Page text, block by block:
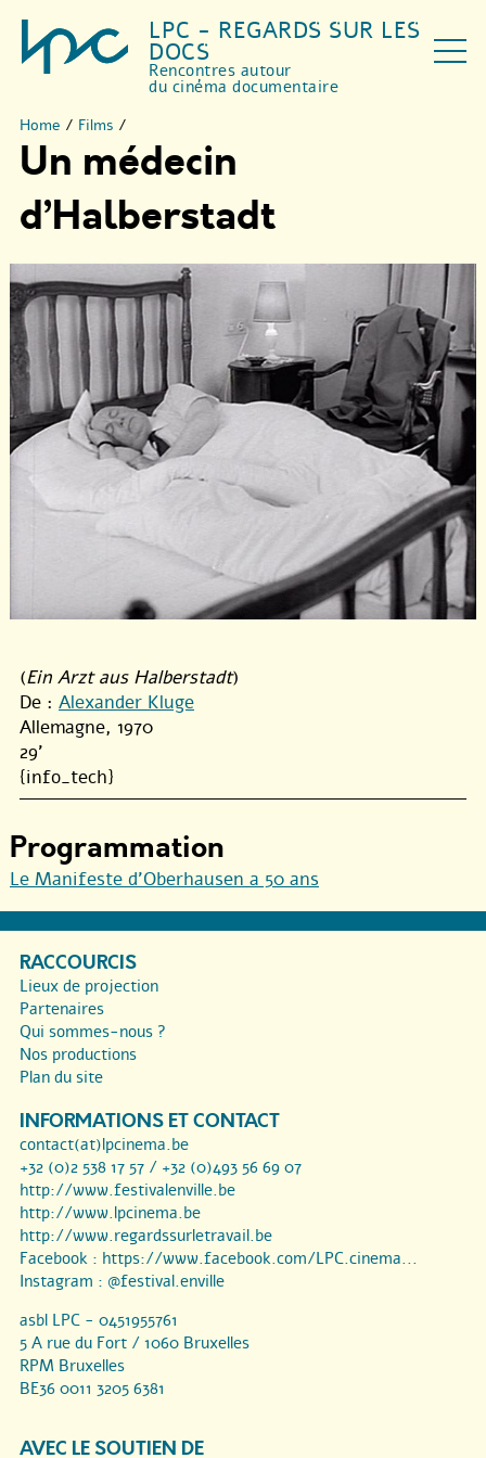
LPC - REGARDS SUR LES
DOCS
Rencontres autour
du cinéma documentaire
Home / Films /
Un médecin
d’Halberstadt
(Ein Arzt aus Halberstadt)
De : Alexander Kluge
Allemagne, 1970
29'
{info_tech}
Programmation
Le Manifeste d’Oberhausen a 50 ans
RACCOURCIS
Lieux de projection
Partenaires
Qui sommes-nous ?
Nos productions
Plan du site
INFORMATIONS ET CONTACT
contact(at)lpcinema.be
+32 (0)2 538 17 57 / +32 (0)493 56 69 07
http://www.festivalenville.be
http://www.lpcinema.be
http://www.regardssurletravail.be
Facebook : https://www.facebook.com/LPC.cinema...
Instagram : @festival.enville
asbl LPC - 0451955761
5 A rue du Fort / 1060 Bruxelles
RPM Bruxelles
BE36 0011 3205 6381
AVEC LE SOUTIEN DE